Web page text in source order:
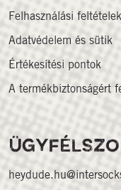
Felhasználási feltételek
Adatvédelem és sütik
Értékesítési pontok
A termékbiztonságért